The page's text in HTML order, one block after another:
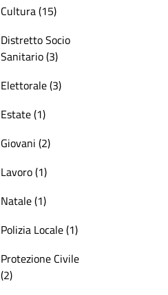
Cultura (15)
Distretto Socio
Sanitario (3)
Elettorale (3)
Estate (1)
Giovani (2)
Lavoro (1)
Natale (1)
Polizia Locale (1)
Protezione Civile
(2)